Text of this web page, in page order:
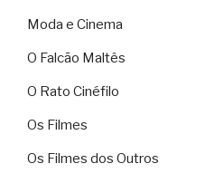
Moda e Cinema
O Falcão Maltês
O Rato Cinéfilo
Os Filmes
Os Filmes dos Outros